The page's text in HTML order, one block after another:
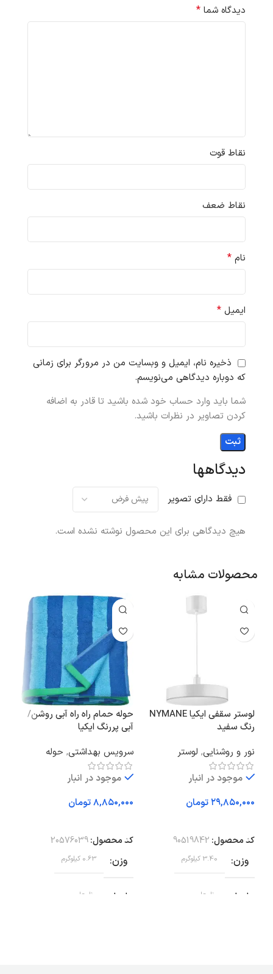
دیدگاهها
فقط دارای تصویر
هیچ دیدگاهی برای این محصول نوشته نشده است.
دیدگاه شما *
نقاط قوت
نقاط ضعف
نام *
ایمیل *
ذخیره نام، ایمیل و وبسایت من در مرورگر برای زمانی
که دوباره دیدگاهی می‌نویسم.
شما باید وارد حساب خود شده باشید تا قادر به اضافه
کردن تصاویر در نظرات باشید.
محصولات مشابه
لوستر سقفی ایکیا NYMANE
رنگ سفید
نور و روشنایی, لوستر
موجود در انبار
تومان
کد محصول: 90519842
وزن 3.40 کیلوگرم
ابعاد نامعلوم
حوله حمام راه راه آبی روشن/
آبی پررنگ ایکیا
100×150 سانتی‌متر
سرویس بهداشتی, حوله
موجود در انبار
تومان
کد محصول:20576039
وزن 0.63 کیلوگرم
ابعاد نامعلوم